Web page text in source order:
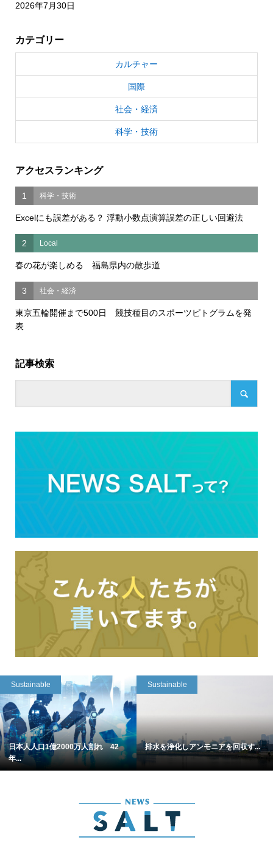
2026年7月30日
カテゴリー
カルチャー
国際
社会・経済
科学・技術
アクセスランキング
1 科学・技術
Excelにも誤差がある？ 浮動小数点演算誤差の正しい回避法
2 Local
春の花が楽しめる 福島県内の散歩道
3 社会・経済
東京五輪開催まで500日 競技種目のスポーツピトグラムを発
表
記事検索
Sustainable
日本人人口1億2000万人割れ 42
年...
Sustainable
排水を浄化しアンモニアを回収す...